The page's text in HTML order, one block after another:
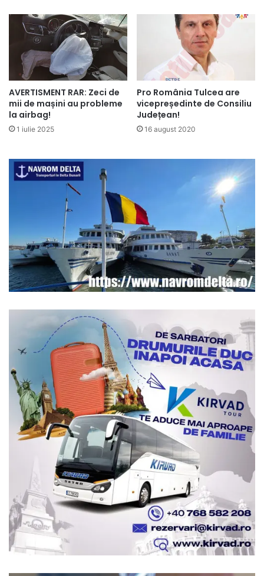
AVERTISMENT RAR: Zeci de
mii de mașini au probleme
la airbag!
1 iulie 2025
Pro România Tulcea are
vicepreședinte de Consiliu
Județean!
16 august 2020